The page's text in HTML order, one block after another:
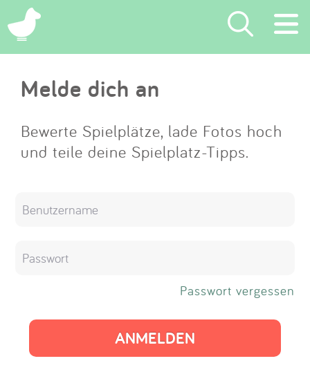
×
Suchen
Eintragen
App
Melde dich an
Bewerte Spielplätze, lade Fotos hoch
und teile deine Spielplatz-Tipps.
Passwort vergessen